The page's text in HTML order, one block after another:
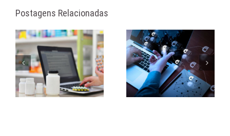
Postagens Relacionadas
Processos
Administrativos
instaurados pela ANPD
LGPD no tratamento de
dados de pessoas
falecidas